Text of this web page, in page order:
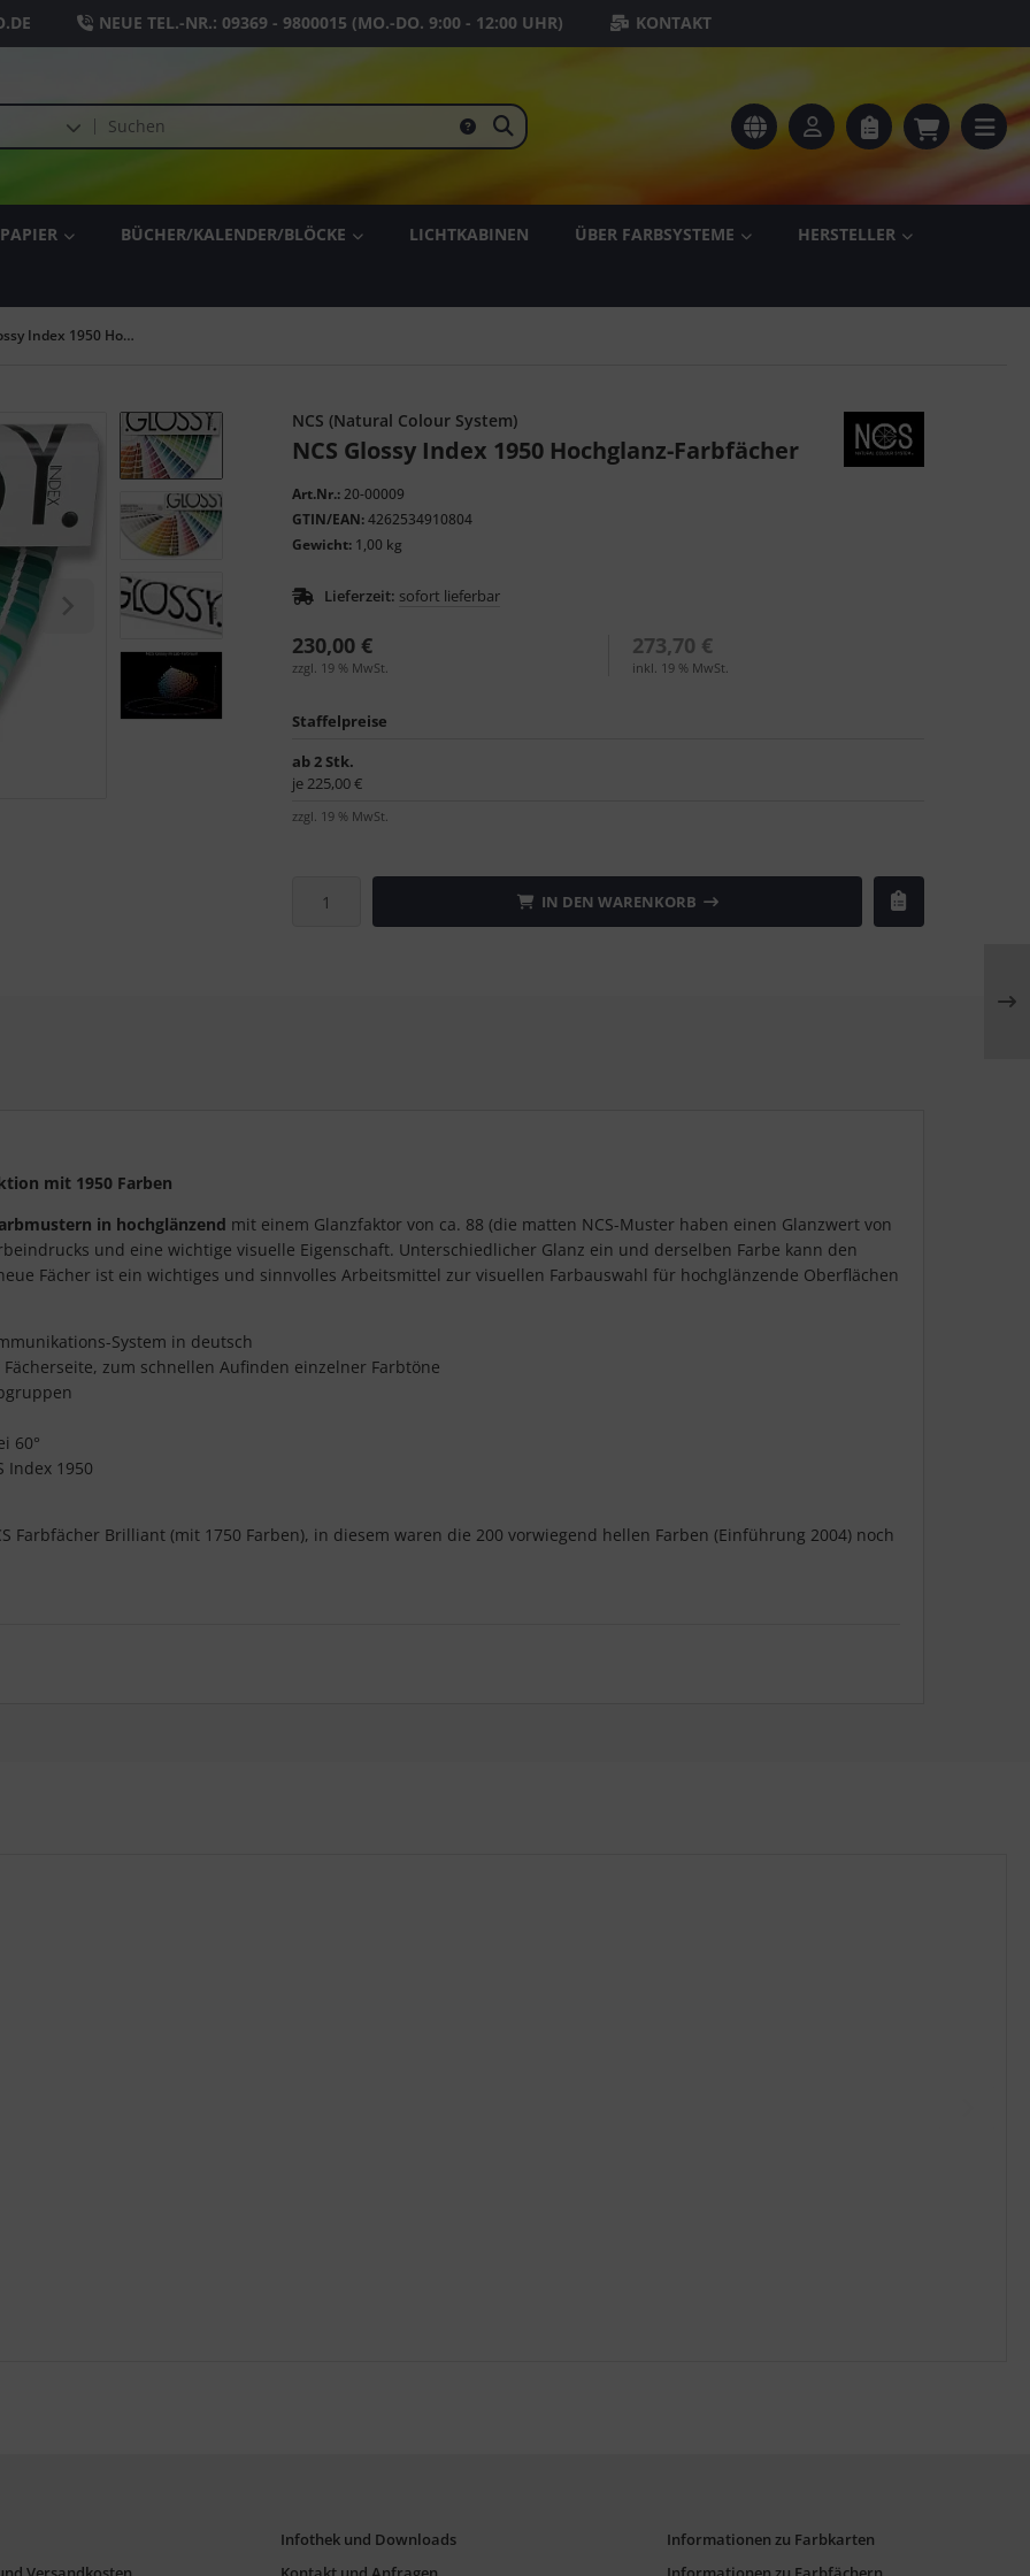
NEUE TEL.-NR.: 09369 - 9800015 (MO.-DO. 9:00 - 12:00 UHR) KONTAKT
BÜCHER/KALENDER/BLÖCKE LICHTKABINEN
ÜBER FARBSYSTEME
HERSTELLER
NCS Glossy Index 1950 Hochglanz-Farbfächer
NCS (Natural Colour System)
NCS Glossy Index 1950 Hochglanz-Farbfächer
Art.Nr.:20-00009
GTIN/EAN:4262534910804
Gewicht: 1,00 kg
Lieferzeit: sofort lieferbar
230,00 €
zzgl. 19 % MwSt.
273,70 €
inkl. 19 % MwSt.
Staffelpreise
ab 2 Stk.
je 225,00 €
zzgl. 19 % MwSt.
IN DEN WARENKORB
mit 1950 Farben
in hochglänzend mit einem Glanzfaktor von ca. 88 (die matten NCS-Muster haben einen Glanzwert von
und eine wichtige visuelle Eigenschaft. Unterschiedlicher Glanz ein und derselben Farbe kann den
Fächer ist ein wichtiges und sinnvolles Arbeitsmittel zur visuellen Farbauswahl für hochglänzende Oberflächen
System in deutsch
zum schnellen Aufinden einzelner Farbtöne
60°
Index 1950
Farbfächer Brilliant (mit 1750 Farben), in diesem waren die 200 vorwiegend hellen Farben (Einführung 2004) noch
Infothek und Downloads
Informationen zu Farbkarten